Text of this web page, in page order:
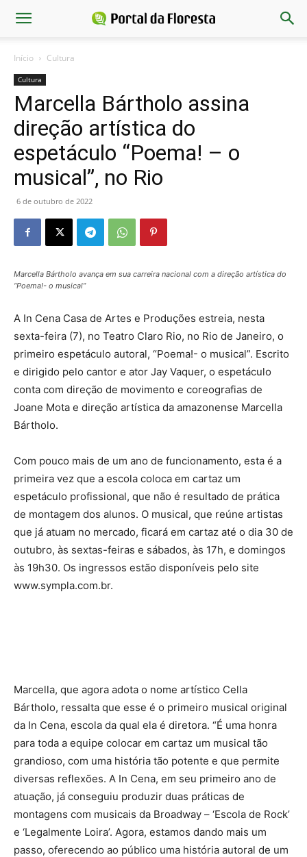
Início Cultura
Cultura
Marcella Bártholo assina
direção artística do
espetáculo “Poema! – o
musical”, no Rio
6 de outubro de 2022
Marcella Bártholo avança em sua carreira nacional com a direção artística do
“Poema!- o musical”
A In Cena Casa de Artes e Produções estreia, nesta
sexta-feira (7), no Teatro Claro Rio, no Rio de Janeiro, o
primeiro espetáculo autoral, “Poema!- o musical”. Escrito
e dirigido pelo cantor e ator Jay Vaquer, o espetáculo
conta com direção de movimento e coreografias de
Joane Mota e direção artística da amazonense Marcella
Bártholo.
Com pouco mais de um ano de funcionamento, esta é a
primeira vez que a escola coloca em cartaz um
espetáculo profissional, que não é resultado de prática
de montagem dos alunos. O musical, que reúne artistas
que já atuam no mercado, ficará em cartaz até o dia 30 de
outubro, às sextas-feiras e sábados, às 17h, e domingos
às 19h30. Os ingressos estão disponíveis pelo site
www.sympla.com.br.
Marcella, que agora adota o nome artístico Cella
Bártholo, ressalta que esse é o primeiro musical original
da In Cena, escola da qual ela é diretora. “É uma honra
para toda a equipe colocar em cartaz um musical tão
grandioso, com uma história tão potente e que permite
diversas reflexões. A In Cena, em seu primeiro ano de
atuação, já conseguiu produzir duas práticas de
montagens com musicais da Broadway – ‘Escola de Rock’
e ‘Legalmente Loira’. Agora, estamos dando mais um
passo, oferecendo ao público uma história autoral de um